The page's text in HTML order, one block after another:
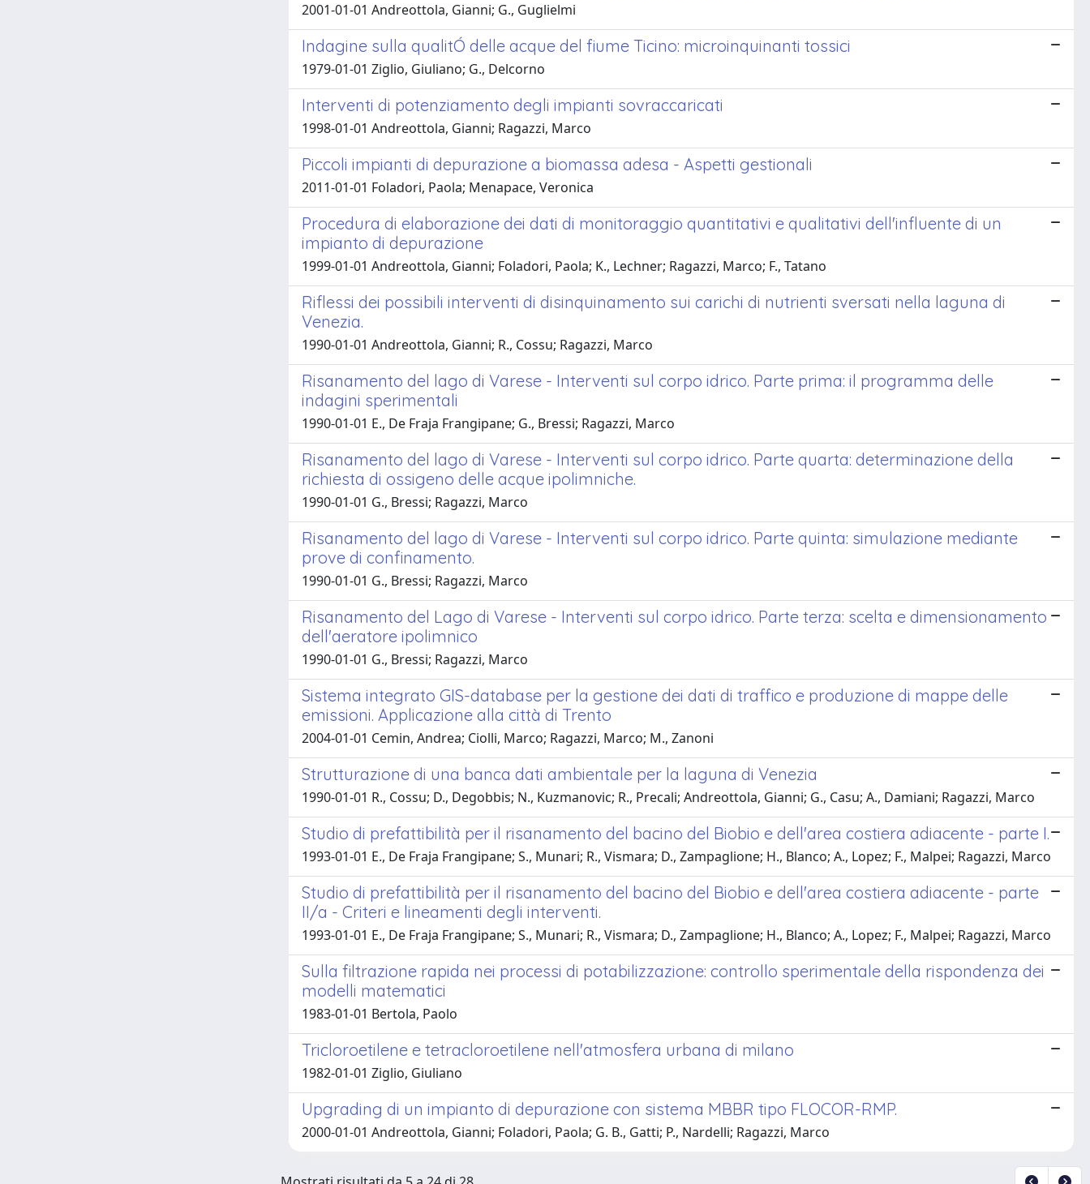
2001-01-01 Andreottola, Gianni; G., Guglielmi
Indagine sulla qualitÓ delle acque del fiume Ticino: microinquinanti tossici
1979-01-01 Ziglio, Giuliano; G., Delcorno
Interventi di potenziamento degli impianti sovraccaricati
1998-01-01 Andreottola, Gianni; Ragazzi, Marco
Piccoli impianti di depurazione a biomassa adesa - Aspetti gestionali
2011-01-01 Foladori, Paola; Menapace, Veronica
Procedura di elaborazione dei dati di monitoraggio quantitativi e qualitativi dell'influente di un
impianto di depurazione
1999-01-01 Andreottola, Gianni; Foladori, Paola; K., Lechner; Ragazzi, Marco; F., Tatano
Riflessi dei possibili interventi di disinquinamento sui carichi di nutrienti sversati nella laguna di
Venezia.
1990-01-01 Andreottola, Gianni; R., Cossu; Ragazzi, Marco
Risanamento del lago di Varese - Interventi sul corpo idrico. Parte prima: il programma delle
indagini sperimentali
1990-01-01 E., De Fraja Frangipane; G., Bressi; Ragazzi, Marco
Risanamento del lago di Varese - Interventi sul corpo idrico. Parte quarta: determinazione della
richiesta di ossigeno delle acque ipolimniche.
1990-01-01 G., Bressi; Ragazzi, Marco
Risanamento del lago di Varese - Interventi sul corpo idrico. Parte quinta: simulazione mediante
prove di confinamento.
1990-01-01 G., Bressi; Ragazzi, Marco
Risanamento del Lago di Varese - Interventi sul corpo idrico. Parte terza: scelta e dimensionamento
dell'aeratore ipolimnico
1990-01-01 G., Bressi; Ragazzi, Marco
Sistema integrato GIS-database per la gestione dei dati di traffico e produzione di mappe delle
emissioni. Applicazione alla città di Trento
2004-01-01 Cemin, Andrea; Ciolli, Marco; Ragazzi, Marco; M., Zanoni
Strutturazione di una banca dati ambientale per la laguna di Venezia
1990-01-01 R., Cossu; D., Degobbis; N., Kuzmanovic; R., Precali; Andreottola, Gianni; G., Casu; A., Damiani; Ragazzi, Marco
Studio di prefattibilità per il risanamento del bacino del Biobio e dell'area costiera adiacente - parte I.
1993-01-01 E., De Fraja Frangipane; S., Munari; R., Vismara; D., Zampaglione; H., Blanco; A., Lopez; F., Malpei; Ragazzi, Marco
Studio di prefattibilità per il risanamento del bacino del Biobio e dell'area costiera adiacente - parte
II/a - Criteri e lineamenti degli interventi.
1993-01-01 E., De Fraja Frangipane; S., Munari; R., Vismara; D., Zampaglione; H., Blanco; A., Lopez; F., Malpei; Ragazzi, Marco
Sulla filtrazione rapida nei processi di potabilizzazione: controllo sperimentale della rispondenza dei
modelli matematici
1983-01-01 Bertola, Paolo
Tricloroetilene e tetracloroetilene nell'atmosfera urbana di milano
1982-01-01 Ziglio, Giuliano
Upgrading di un impianto di depurazione con sistema MBBR tipo FLOCOR-RMP.
2000-01-01 Andreottola, Gianni; Foladori, Paola; G. B., Gatti; P., Nardelli; Ragazzi, Marco